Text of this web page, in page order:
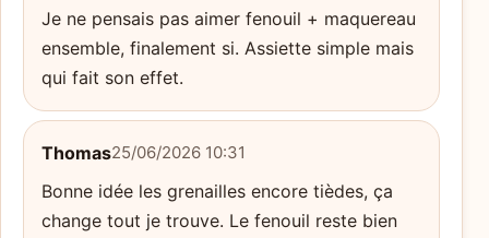
Je ne pensais pas aimer fenouil + maquereau
ensemble, finalement si. Assiette simple mais
qui fait son effet.
Thomas25/06/2026 10:31
Bonne idée les grenailles encore tièdes, ça
change tout je trouve. Le fenouil reste bien